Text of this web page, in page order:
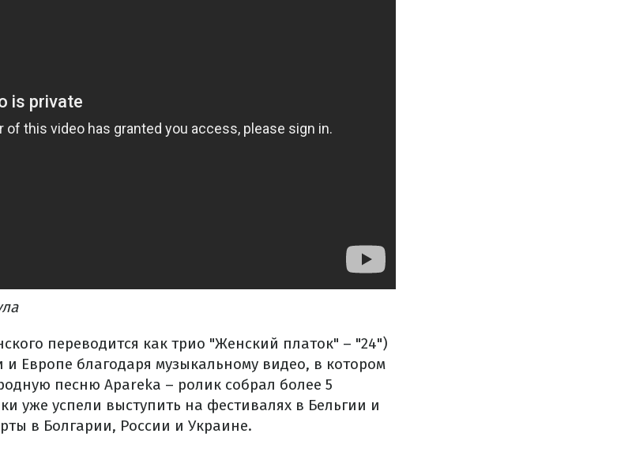
переводится как трио "Женский платок" – "24")
и Европе благодаря музыкальному видео, в котором
песню Apareka – ролик собрал более 5
уже успели выступить на фестивалях в Бельгии и
в Болгарии, России и Украине.